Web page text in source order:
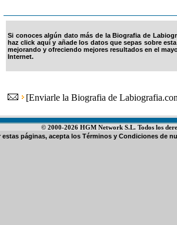
Si conoces algún dato más de la Biografia de
haz click aquí y añade los datos que sepas sobre
mejorando y ofreciendo mejores resultados en el
Internet.
[Enviarle la Biografia de
© 2000-2026 HGM Network S.L. Todos los
estas páginas, acepta los Términos y Condiciones de